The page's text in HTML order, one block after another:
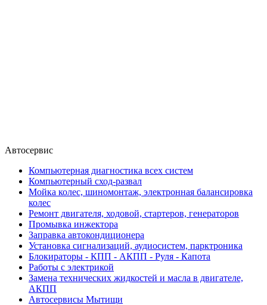
Автосервис
Компьютерная диагностика всех систем
Компьютерный сход-развал
Мойка колес, шиномонтаж, электронная балансировка
колес
Ремонт двигателя, ходовой, стартеров, генераторов
Промывка инжектора
Заправка автокондиционера
Установка сигнализаций, аудиосистем, парктроника
Блокираторы - КПП - АКПП - Руля - Капота
Работы с электрикой
Замена технических жидкостей и масла в двигателе,
АКПП
Автосервисы Мытищи